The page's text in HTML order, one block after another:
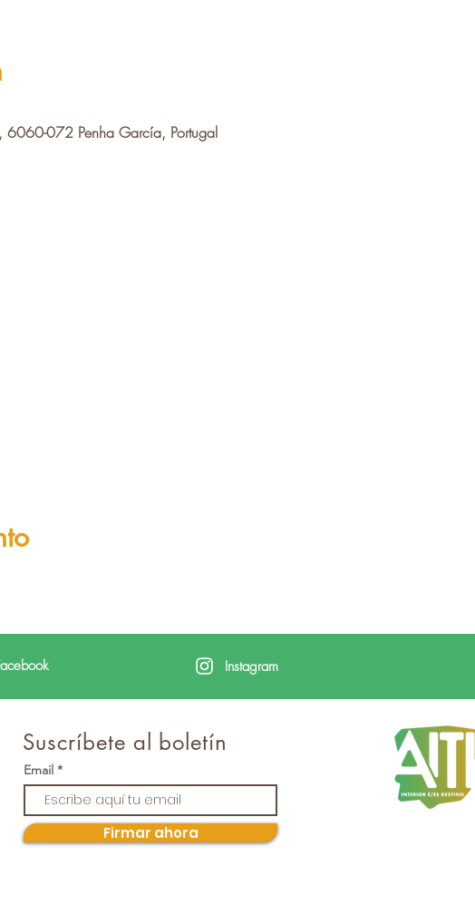
6060-072 Penha García, Portugal
Instagram
Suscríbete al boletín
Email
Firmar ahora